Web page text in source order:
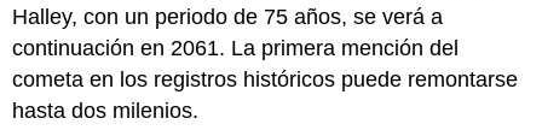
Halley, con un periodo de 75 años, se verá a
continuación en 2061. La primera mención del
cometa en los registros históricos puede remontarse
hasta dos milenios.